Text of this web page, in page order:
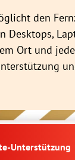
den
Desktops,
Ort und
Unterstützung